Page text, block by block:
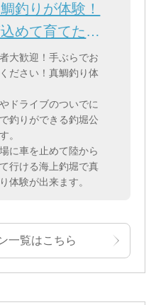
釣りが体験！
めて育てた真
...大歓迎！手ぶらでお
ださい！真鯛釣り体
ドライブのついでに
釣りができる釣堀公
。
に車を止めて陸から
行ける海上釣堀で真
体験が出来ます。
一覧はこちら